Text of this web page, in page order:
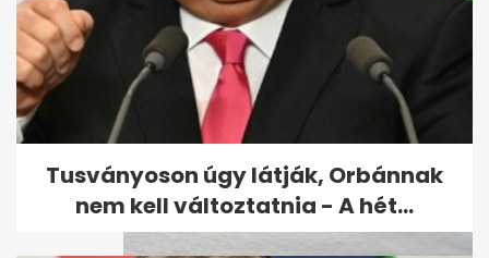
Fradi 1-0-ra verte a Górnik
Zabrzét, előnnyel megy a
visszavágóra
Tusványoson úgy látják, Orbánnak
nem kell változtatnia - A hét...